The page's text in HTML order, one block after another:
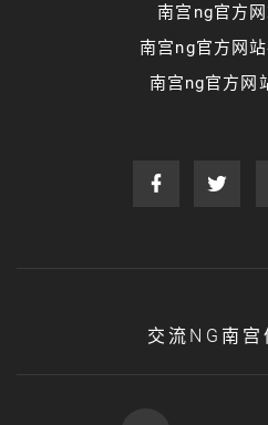
南宫ng官方
南宫ng官方网
南宫ng官方网
交流NG南宫